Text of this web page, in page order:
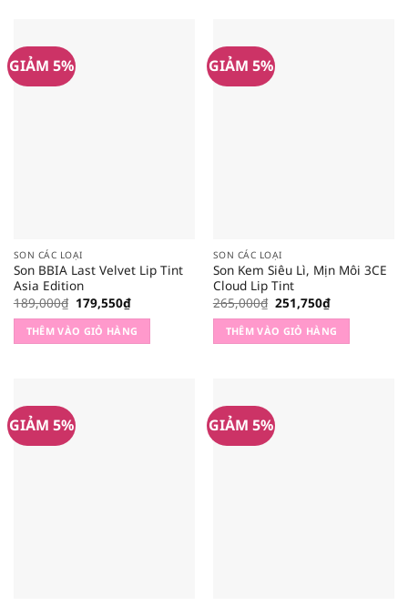
GIẢM 5%
SON CÁC LOẠI
Son BBIA Last Velvet Lip Tint
Asia Edition
189,000₫ Giá
gốc
là:
189,000₫.
179,550₫Giá
hiện
tại
là:
179,550₫.
THÊM VÀO GIỎ HÀNG
GIẢM 5%
SON CÁC LOẠI
Son Kem Siêu Lì, Mịn Môi 3CE
Cloud Lip Tint
265,000₫ Giá
gốc
là:
265,000₫.
251,750₫Giá
hiện
tại
là:
251,750₫.
THÊM VÀO GIỎ HÀNG
GIẢM 5% GIẢM 5%